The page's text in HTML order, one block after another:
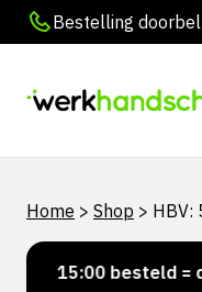
Bestelling
Home > Shop > HBV:
15:00 besteld =